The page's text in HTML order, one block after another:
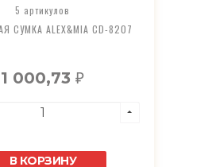
5 артикулов
СУМКА ALEX&MIA CD-8207
1 000,73₽
В КОРЗИНУ